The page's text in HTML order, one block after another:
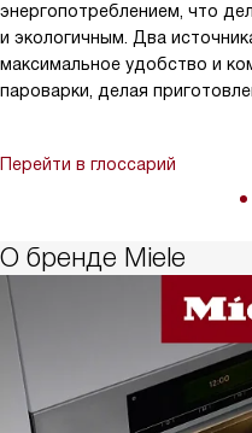
энергопотреблением, что
и экологичным. Два
максимальное удобство и
пароварки, делая
Перейти в глоссарий
О бренде Miele